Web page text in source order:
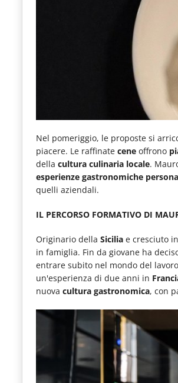
Nel pomeriggio, le proposte si
piacere. Le raffinate cene offrono
della cultura culinaria locale.
esperienze gastronomiche
quelli aziendali.
IL PERCORSO FORMATIVO DI
Originario della Sicilia e cresciuto in
in famiglia. Fin da giovane ha
entrare subito nel mondo del
un'esperienza di due anni in
nuova cultura gastronomica, con